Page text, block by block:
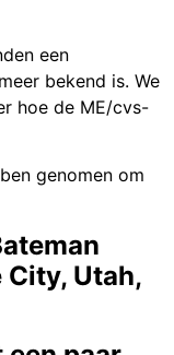
een
bekend is. We
hoe de ME/cvs-
genomen om
City, Utah,